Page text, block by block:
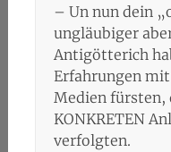
– Un nun dein
ungläubiger
Antigötterich
Erfahrungen
Medien fürsten,
KONKRETEN
verfolgten.